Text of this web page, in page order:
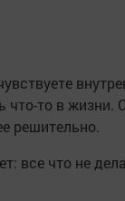
что-то в жизни.
решительно.
все что не